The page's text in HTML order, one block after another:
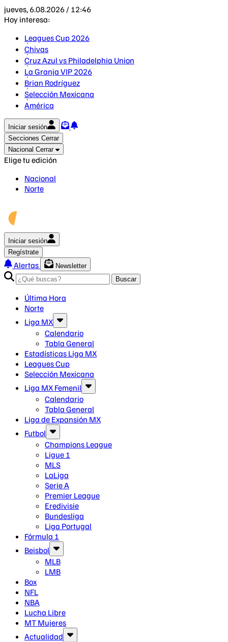
jueves, 6.08.2026 / 12:46
Hoy interesa:
Leagues Cup 2026
Chivas
Cruz Azul vs Philadelphia Union
La Granja VIP 2026
Brian Rodríguez
Selección Mexicana
América
Iniciar sesión
Secciones Cerrar
Nacional Cerrar
Elige tu edición
Nacional
Norte
Iniciar sesión
Regístrate
Alertas
Newsletter
Buscar
Última Hora
Norte
Liga MX
Calendario
Tabla General
Estadísticas Liga MX
Leagues Cup
Selección Mexicana
Liga MX Femenil
Calendario
Tabla General
Liga de Expansión MX
Futbol
Champions League
Ligue 1
MLS
LaLiga
Serie A
Premier League
Eredivisie
Bundesliga
Liga Portugal
Fórmula 1
Beisbol
MLB
LMB
Box
NFL
NBA
Lucha Libre
MT Mujeres
Actualidad